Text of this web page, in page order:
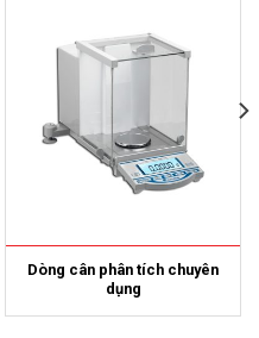
Dòng cân phân tích chuyên
dụng